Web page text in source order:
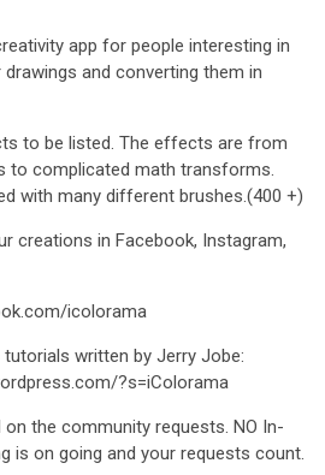
app for people interesting in
and converting them in
to be listed. The effects are from
to complicated math transforms.
with many different brushes.(400 +)
creations in Facebook, Instagram,
icolorama
written by Jerry Jobe:
?s=iColorama
the community requests. NO In-
is on going and your requests count.